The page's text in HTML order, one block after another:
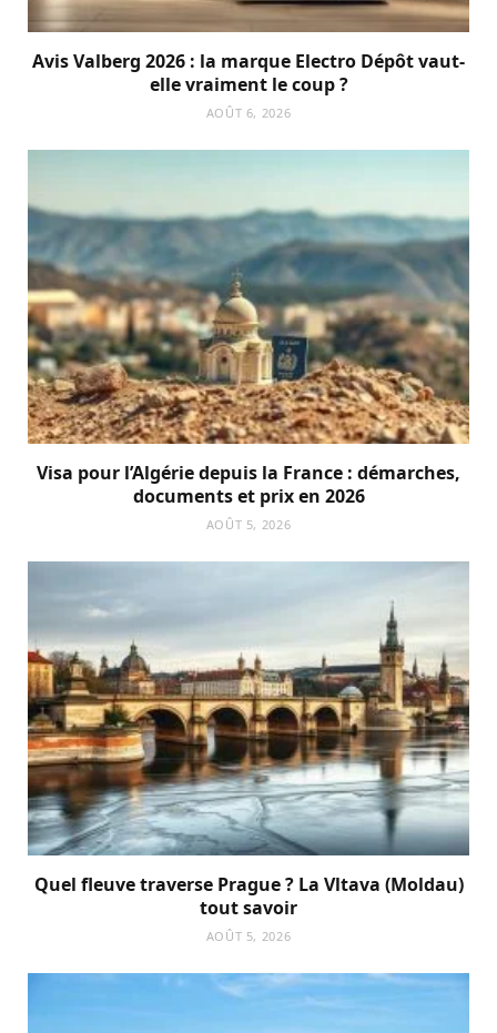
Avis Valberg 2026 : la marque Electro Dépôt vaut-
elle vraiment le coup ?
AOÛT 6, 2026
Visa pour l’Algérie depuis la France : démarches,
documents et prix en 2026
AOÛT 5, 2026
Quel fleuve traverse Prague ? La Vltava (Moldau)
tout savoir
AOÛT 5, 2026